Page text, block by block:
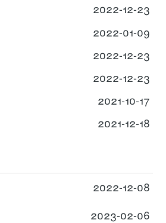
2022-12-23
2022-01-09
2022-12-23
2022-12-23
2021-10-17
2021-12-18
2022-12-08
2023-02-06